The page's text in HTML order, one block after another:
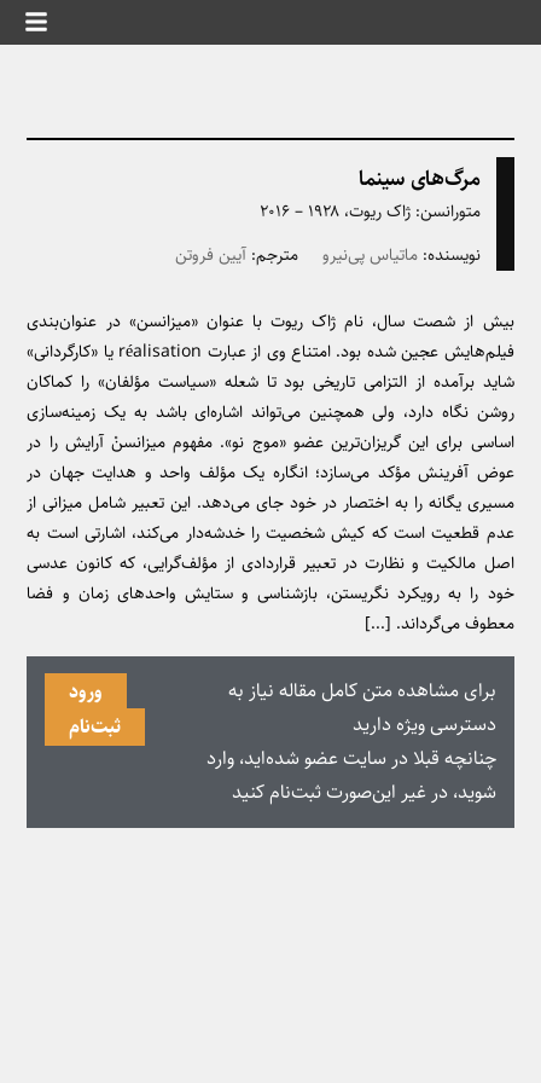
مرگ‌های سینما
متورانسن: ژاک ریوت، ۱۹۲۸ – ۲۰۱۶
نویسنده:ماتیاس پی‌نیرو مترجم:آیین فروتن
بیش از شصت سال، نام ژاک ریوت با عنوان «میزانسن» در عنوان‌بندی
فیلم‌هایش عجین شده بود. امتناع وی از عبارت réalisation یا «کارگردانی»
شاید برآمده از التزامی تاریخی بود تا شعله «سیاست مؤلفان» را کماکان
روشن نگاه دارد، ولی همچنین می‌تواند اشاره‌ای باشد به یک زمینه‌سازی
اساسی برای این گریزان‌ترین عضو «موج نو». مفهوم میزانسنْ آرایش را در
عوض آفرینش مؤکد می‌سازد؛ انگاره یک مؤلف واحد و هدایت جهان در
مسیری یگانه را به اختصار در خود جای می‌دهد. این تعبیر شامل میزانی از
عدم ‌قطعیت است که کیش شخصیت را خدشه‌دار می‌کند، اشارتی است به
اصل مالکیت و نظارت در تعبیر قراردادی از مؤلف‌گرایی، که کانون عدسی
خود را به رویکرد نگریستن، بازشناسی و ستایش واحدهای زمان و فضا
معطوف می‌گرداند. [...]
برای مشاهده متن کامل مقاله نیاز به
دسترسی ویژه دارید
چنانچه قبلا در سایت عضو شده‌اید، وارد
شوید، در غیر این‌صورت ثبت‌نام کنید
ورود
ثبت‌نام